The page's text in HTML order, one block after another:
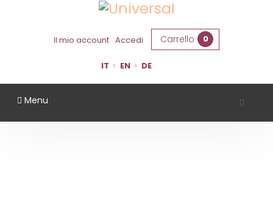
Il mio account Accedi Carrello 0
IT EN DE
Menu